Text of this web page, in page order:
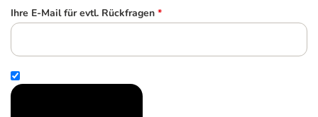
Ihre E-Mail für evtl. Rückfragen *